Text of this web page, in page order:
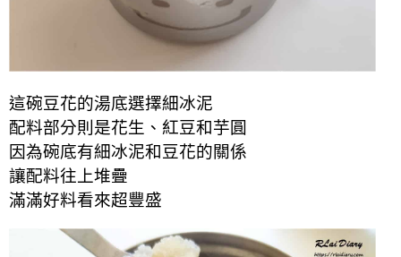
這碗豆花的湯底選擇細冰泥
配料部分則是花生、紅豆和芋圓
因為碗底有細冰泥和豆花的關係
讓配料往上堆疊
滿滿好料看來超豐盛